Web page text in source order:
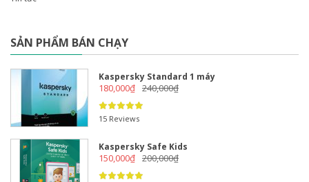
SẢN PHẨM BÁN CHẠY
Kaspersky Standard 1 máy
240,000₫
180,000₫
15 Reviews
Kaspersky Safe Kids
200,000₫
150,000₫